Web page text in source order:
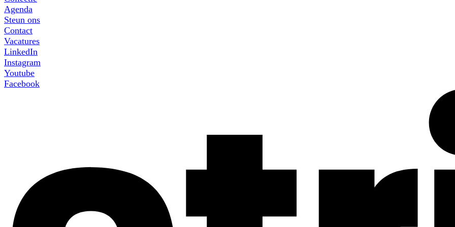
Agenda
Steun ons
Contact
Vacatures
LinkedIn
Instagram
Youtube
Facebook